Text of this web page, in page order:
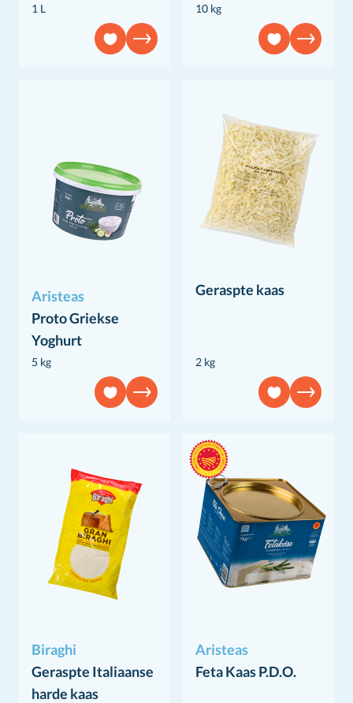
1 L 10 kg
Aristeas
Proto Griekse
Yoghurt
5 kg
Geraspte kaas
2 kg
Biraghi
Geraspte Italiaanse
harde kaas
Aristeas
Feta Kaas P.D.O.